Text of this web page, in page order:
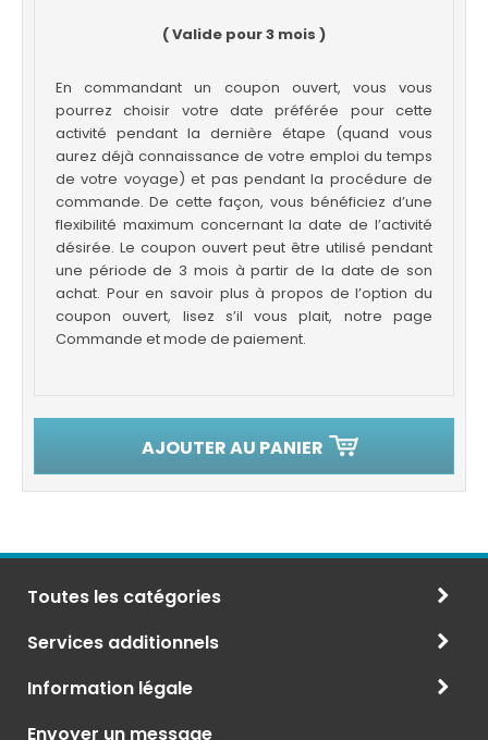
( Valide pour 3 mois )
En commandant un coupon ouvert, vous vous
pourrez choisir votre date préférée pour cette
activité pendant la dernière étape (quand vous
aurez déjà connaissance de votre emploi du temps
de votre voyage) et pas pendant la procédure de
commande. De cette façon, vous bénéficiez d’une
flexibilité maximum concernant la date de l’activité
désirée. Le coupon ouvert peut être utilisé pendant
une période de 3 mois à partir de la date de son
achat. Pour en savoir plus à propos de l’option du
coupon ouvert, lisez s’il vous plait, notre page
Commande et mode de paiement.
AJOUTER AU PANIER
Toutes les catégories
Services additionnels
Information légale
Envoyer un message